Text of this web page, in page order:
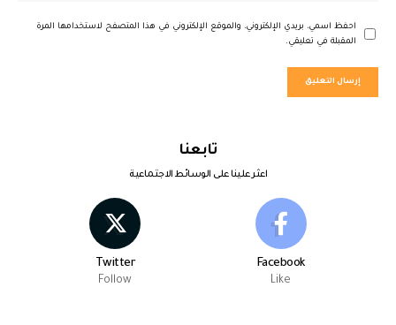
احفظ اسمي، بريدي الإلكتروني، والموقع الإلكتروني في هذا المتصفح لاستخدامها المرة
المقبلة في تعليقي.
تابعنا
اعثر علينا على الوسائط الاجتماعية
Facebook
Like
Twitter
Follow